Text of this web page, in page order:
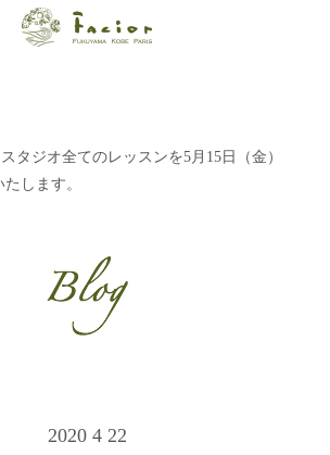
ン ファシオー
ルは、 内面から
ルでご提案しま
す。
タジオ全てのレッスンを5月15日（金）
します。
2020 4 22